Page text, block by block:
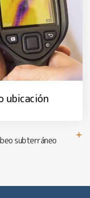
ubicación
subterráneo